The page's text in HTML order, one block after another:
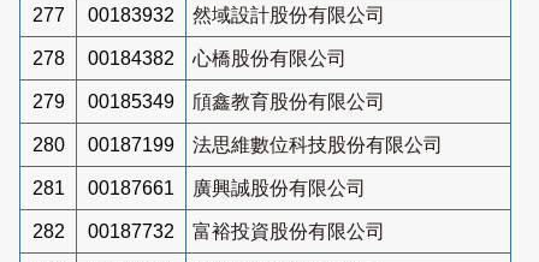
277 00183932 然域設計股份有限公司
278 00184382 心橋股份有限公司
279 00185349 頎鑫教育股份有限公司
280 00187199 法思維數位科技股份有限公司
281 00187661 廣興誠股份有限公司
282 00187732 富裕投資股份有限公司